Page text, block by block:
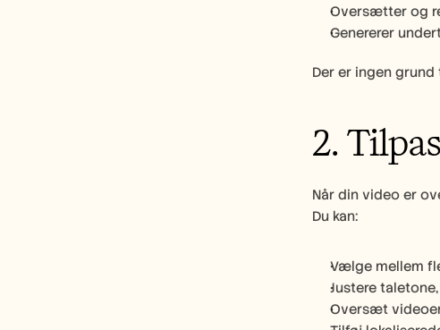
Oversætter og
Genererer
Der er ingen
2.
Når din video er
Du kan:
Vælge mellem
Justere
Oversæt